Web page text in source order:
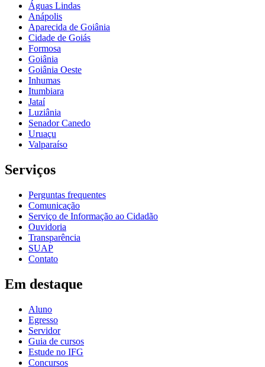
Águas Lindas
Anápolis
Aparecida de Goiânia
Cidade de Goiás
Formosa
Goiânia
Goiânia Oeste
Inhumas
Itumbiara
Jataí
Luziânia
Senador Canedo
Uruaçu
Valparaíso
Serviços
Perguntas frequentes
Comunicação
Serviço de Informação ao Cidadão
Ouvidoria
Transparência
SUAP
Contato
Em destaque
Aluno
Egresso
Servidor
Guia de cursos
Estude no IFG
Concursos